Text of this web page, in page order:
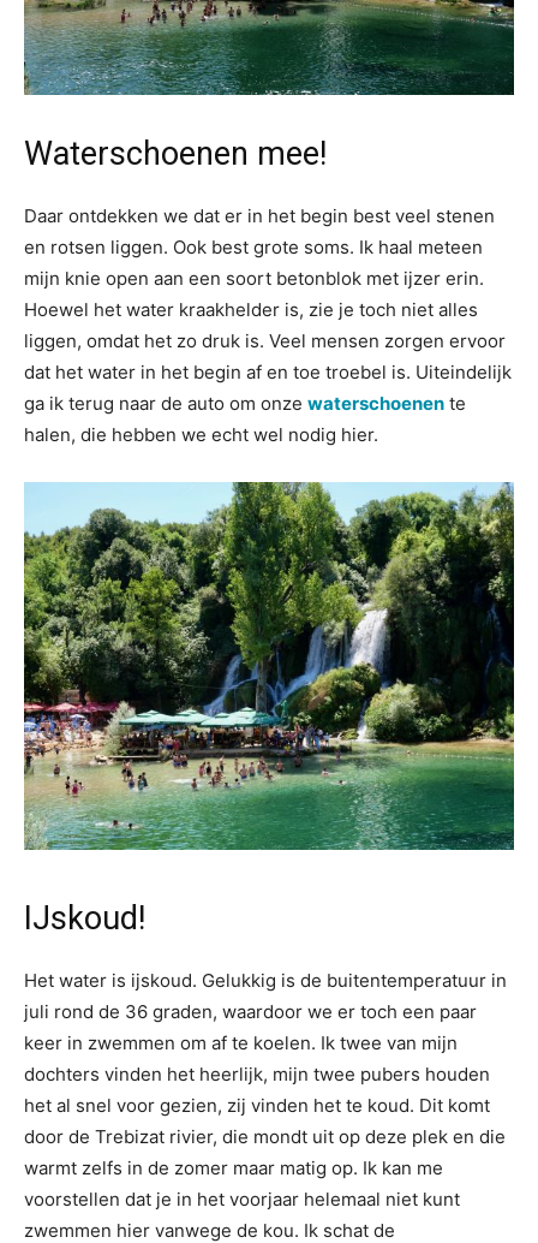
Waterschoenen mee!
Daar ontdekken we dat er in het begin best veel stenen
en rotsen liggen. Ook best grote soms. Ik haal meteen
mijn knie open aan een soort betonblok met ijzer erin.
Hoewel het water kraakhelder is, zie je toch niet alles
liggen, omdat het zo druk is. Veel mensen zorgen ervoor
dat het water in het begin af en toe troebel is. Uiteindelijk
ga ik terug naar de auto om onze waterschoenen te
halen, die hebben we echt wel nodig hier.
IJskoud!
Het water is ijskoud. Gelukkig is de buitentemperatuur in
juli rond de 36 graden, waardoor we er toch een paar
keer in zwemmen om af te koelen. Ik twee van mijn
dochters vinden het heerlijk, mijn twee pubers houden
het al snel voor gezien, zij vinden het te koud. Dit komt
door de Trebizat rivier, die mondt uit op deze plek en die
warmt zelfs in de zomer maar matig op. Ik kan me
voorstellen dat je in het voorjaar helemaal niet kunt
zwemmen hier vanwege de kou. Ik schat de